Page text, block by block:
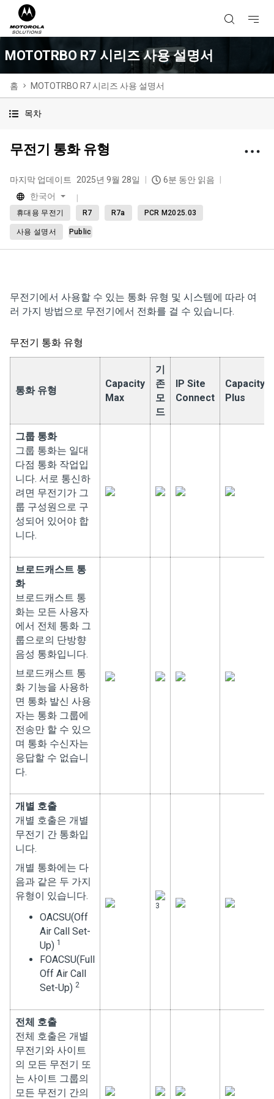
MOTOTRBO R7 시리즈 사용 설명서
홈 MOTOTRBO R7 시리즈 사용 설명서
목차
무전기 통화 유형
마지막 업데이트 2025년 9월 28일
6분 동안 읽음
한국어
휴대용 무전기 R7 R7a PCR M2025.03
사용 설명서 Public
무전기에서 사용할 수 있는 통화 유형 및 시스템에 따라 여
러 가지 방법으로 무전기에서 전화를 걸 수 있습니다.
무전기 통화 유형
통화 유형
Capacity
Max
기
존
모
드
IP Site
Connect
Capacity
Plus
그룹 통화
그룹 통화는 일대
다점 통화 작업입
니다. 서로 통신하
려면 무전기가 그
룹 구성원으로 구
성되어 있어야 합
니다.
브로드캐스트 통
화
브로드캐스트 통
화는 모든 사용자
에서 전체 통화 그
룹으로의 단방향
음성 통화입니다.
브로드캐스트 통
화 기능을 사용하
면 통화 발신 사용
자는 통화 그룹에
전송만 할 수 있으
며 통화 수신자는
응답할 수 없습니
다.
개별 호출
개별 호출은 개별
무전기 간 통화입
니다.
개별 통화에는 다
음과 같은 두 가지
유형이 있습니다.
OACSU(Off
Air Call Set-
Up) 1
FOACSU(Full
Off Air Call
Set-Up) 2
3
전체 호출
전체 호출은 개별
무전기와 사이트
의 모든 무전기 또
는 사이트 그룹의
모든 무전기 간의